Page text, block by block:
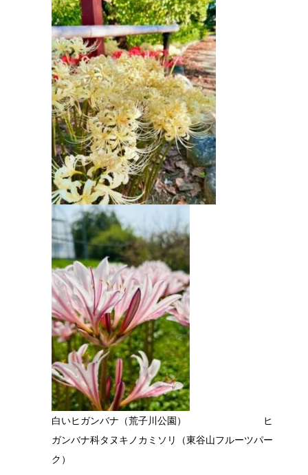
白いヒガンバナ（荒子川公園） ヒ
ガンバナ科タヌキノカミソリ（東谷山フルーツパー
ク）